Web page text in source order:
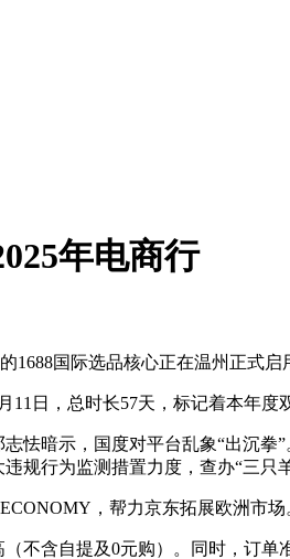
年电商行
国际选品核心正在温州正式启
日，总时长57天，标记着本年度
暗示，国度对平台乱象“出沉拳
行为监测措置力度，查办“三只
，帮力京东拓展欧洲市场
含自提及0元购）。同时，订单准